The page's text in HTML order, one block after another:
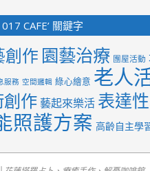
017 CAFE’ 關鍵字
創作 園藝治療 團屋活動
服務 空間邏輯 綠心繪意 老人
作 藝起來樂活 表達
照護方案 高齡自主學